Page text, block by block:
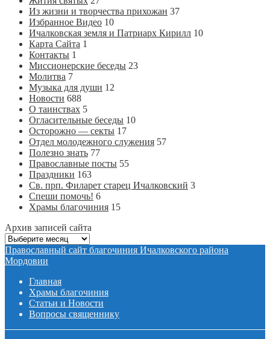
Из жизни и творчества прихожан 37
Избранное Видео 10
Ичалковская земля и Патриарх Кирилл 10
Карта Сайта 1
Контакты 1
Миссионерские беседы 23
Молитва 7
Музыка для души 12
Новости 688
О таинствах 5
Огласительные беседы 10
Осторожно — секты 17
Отдел молодежного служения 57
Полезно знать 77
Православные посты 55
Праздники 163
Св. прп. Филарет старец Ичалковский 3
Спеши помочь! 6
Храмы благочиния 15
Архив записей сайта
Архив
записей
сайта
Православный сайт благочиния Ичалковского района
Мордовии
Главная
Храмы благочиния
Статьи и Новости
Вопросы священнику